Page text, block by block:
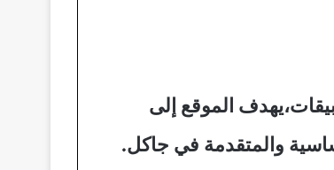
الموقع إلى
والمتقدمة في جاكل.